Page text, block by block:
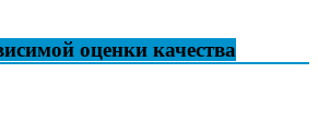
оценки качества